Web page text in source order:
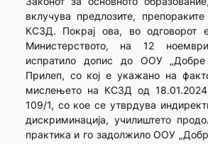
вклучува предлозите,
КСЗД. Покрај ова, во одговорот
Министерството, на 12
испратило допис до ООУ „Добре
Прилеп, со кој е укажано на
мислењето на КСЗД од
109/1, со кое се утврдува
дискриминација, училиштето
практика и го задолжило ООУ